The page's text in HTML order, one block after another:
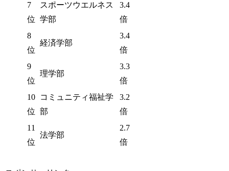
7
位
スポーツウエルネス
学部
3.4
倍
8
位
経済学部
3.4
倍
9
位
理学部
3.3
倍
10
位
コミュニティ福祉学
部
3.2
倍
11
位
法学部
2.7
倍